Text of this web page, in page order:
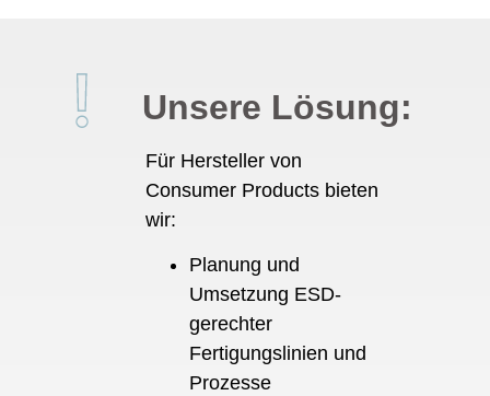
Unsere Lösung:
Für Hersteller von
Consumer Products bieten
wir:
Planung und
Umsetzung ESD-
gerechter
Fertigungslinien und
Prozesse